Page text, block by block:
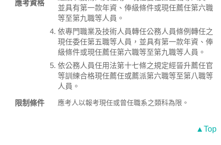
應考資格
並具有第一款年資、俸級條件或現任薦任第六職
等至第九職等人員。
依專門職業及技術人員轉任公務人員條例轉任之
現任委任第五職等人員，並具有第一款年資、俸
級條件或現任薦任第六職等至第九職等人員。
依公務人員任用法第十七條之規定經晉升薦任官
等訓練合格現任薦任或薦派第六職等至第八職等
人員。
限制條件
應考人以報考現任或曾任職系之類科為限。
▲Top